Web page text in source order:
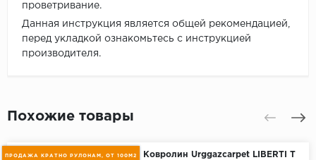
проветривание.
Данная инструкция является общей рекомендацией,
перед укладкой ознакомьтесь с инструкцией
производителя.
Похожие товары
ПРОДАЖА КРАТНО РУЛОНАМ, ОТ 100М2
Ковролин Urggazcarpet LIBERTI T